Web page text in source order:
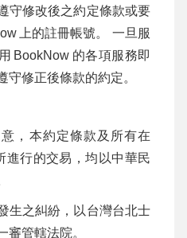
守修改後之約定條款或要
上的註冊帳號。 一旦服
BookNow 的各項服務即
守修正後條款的約定。
，本約定條款及所有在
進行的交易，均以中華民
生之糾紛，以台灣台北士
審管轄法院。